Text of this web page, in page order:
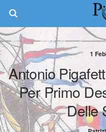
1
Antonio
Per Primo
Delle